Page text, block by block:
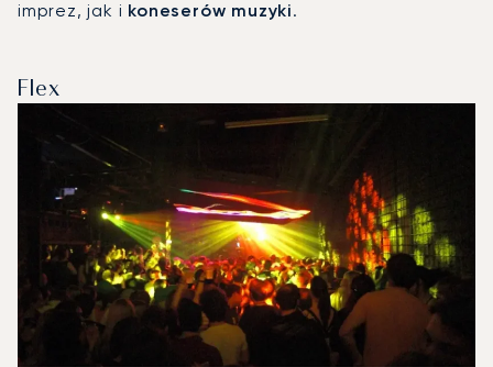
imprez, jak i koneserów muzyki.
Flex